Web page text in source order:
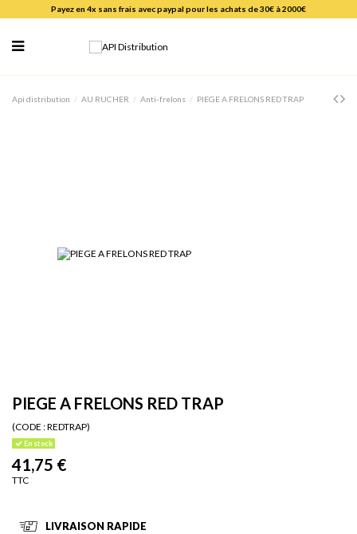
Payez en 4x sans frais avec paypal pour les achats de 30€ à 2000€
Api distribution AU RUCHER Anti-frelons PIEGE A FRELONS RED TRAP
PIEGE A FRELONS RED TRAP
(CODE :REDTRAP)
En stock
41,75 €
TTC
LIVRAISON RAPIDE